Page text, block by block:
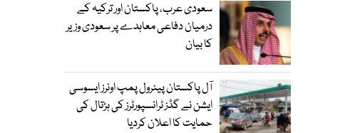
سعودی عرب، پاکستان اور ترکیہ کے
درمیان دفاعی معاہدے پر سعودی وزیر
کا بیان
آل پاکستان پیٹرول پمپ اونرز ایسوسی
ایشن نے گڈز ٹرانسپورٹرز کی ہڑتال کی
حمایت کا اعلان کردیا